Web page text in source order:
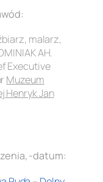
malarz,
AH.
Executive
Muzeum
Henryk Jan
-datum: